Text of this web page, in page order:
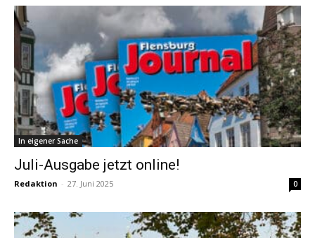
In eigener Sache
Juli-Ausgabe jetzt online!
Redaktion - 27. Juni 2025 0